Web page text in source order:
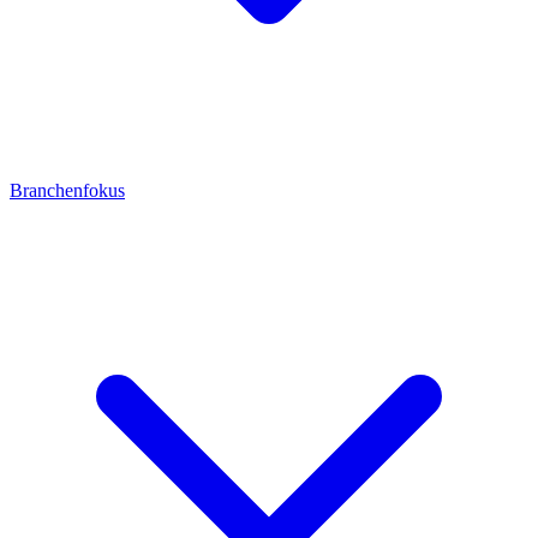
Branchenfokus